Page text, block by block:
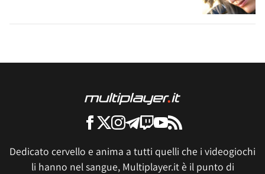
Dedicato cervello e anima a tutti quelli che i videogiochi
li hanno nel sangue, Multiplayer.it è il punto di